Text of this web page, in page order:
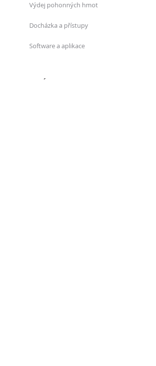
Výdej pohonných hmot
Docházka a přístupy
Software a aplikace
O NÁS